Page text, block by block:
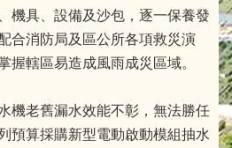
機具、設備及沙包，逐一保養發
合消防局及區公所各項救災演
握轄區易造成風雨成災區域。
機老舊漏水效能不彰，無法勝任
預算採購新型電動啟動模組抽水